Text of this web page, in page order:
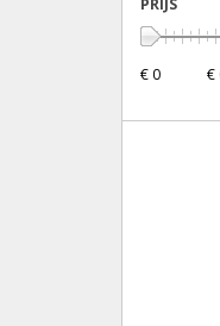
1.0-
PRIJS
€ 0 €